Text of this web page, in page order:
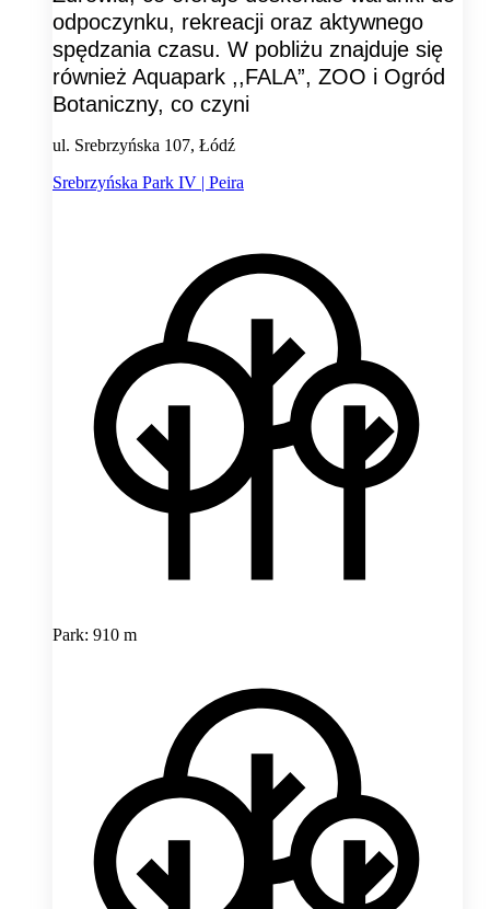
odpoczynku, rekreacji oraz aktywnego
spędzania czasu. W pobliżu znajduje się
również Aquapark ,,FALA”, ZOO i Ogród
Botaniczny, co czyni
ul. Srebrzyńska 107, Łódź
Srebrzyńska Park IV | Peira
Park: 910 m